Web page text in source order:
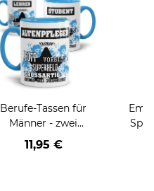
Berufe-Tassen für
Männer - zwei
Farbvarianten
11,95 €